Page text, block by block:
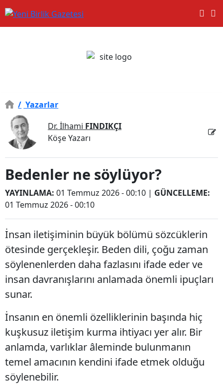
/ Yazarlar
Dr. İlhami FINDIKÇI
Köşe Yazarı
Bedenler ne söylüyor?
YAYINLAMA: 01 Temmuz 2026 - 00:10 | GÜNCELLEME:
01 Temmuz 2026 - 00:10
İnsan iletişiminin büyük bölümü sözcüklerin
ötesinde gerçekleşir. Beden dili, çoğu zaman
söylenenlerden daha fazlasını ifade eder ve
insan davranışlarını anlamada önemli ipuçları
sunar.
İnsanın en önemli özelliklerinin başında hiç
kuşkusuz iletişim kurma ihtiyacı yer alır. Bir
anlamda, varlıklar âleminde bulunmanın
temel amacının kendini ifade etmek olduğu
söylenebilir.